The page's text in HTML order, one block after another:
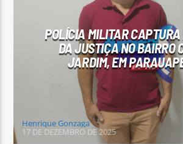
Arara Azul FM
POLÍCIA MILITAR CAPTURA
DA JUSTIÇA NO BAIRRO
JARDIM, EM
Henrique Gonzaga
17 DE DEZEMBRO DE 2025